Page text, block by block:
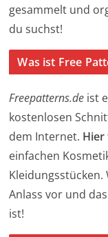
gesammelt und
du suchst!
Was ist Free
Freepatterns.de ist
kostenlosen
dem Internet. Hier
einfachen
Anlass vor und
ist!